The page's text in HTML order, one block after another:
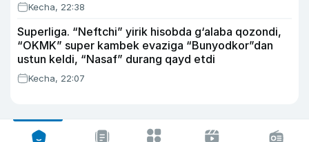
Kecha, 22:38
Superliga. “Neftchi” yirik hisobda g‘alaba qozondi,
“OKMK” super kambek evaziga “Bunyodkor”dan
ustun keldi, “Nasaf” durang qayd etdi
Kecha, 22:07